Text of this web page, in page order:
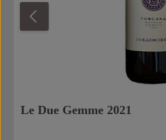
Le Due Gemme 2021